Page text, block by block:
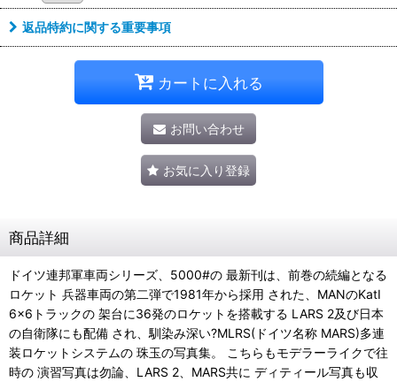
返品特約に関する重要事項
カートに入れる
お問い合わせ
お気に入り登録
商品詳細
ドイツ連邦軍車両シリーズ、5000#の 最新刊は、前巻の続編となる
ロケット 兵器車両の第二弾で1981年から採用 された、MANのKatI
6x6トラックの 架台に36発のロケットを搭載する LARS 2及び日本
の自衛隊にも配備 され、馴染み深い?MLRS(ドイツ名称 MARS)多連
装ロケットシステムの 珠玉の写真集。 こちらもモデラーライクで往
時の 演習写真は勿論、LARS 2、MARS共に ディティール写真も収